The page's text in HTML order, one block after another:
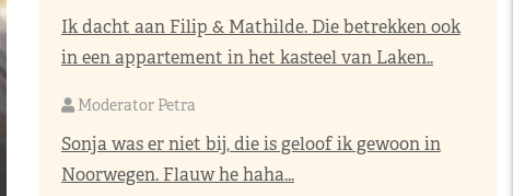
Ik dacht aan Filip & Mathilde. Die betrekken ook
in een appartement in het kasteel van Laken..
Moderator Petra
Sonja was er niet bij, die is geloof ik gewoon in
Noorwegen. Flauw he haha...